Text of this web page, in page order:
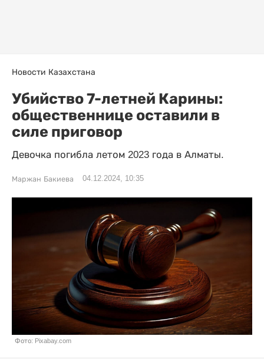
Новости Казахстана
Убийство 7-летней Карины:
общественнице оставили в
силе приговор
Девочка погибла летом 2023 года в Алматы.
Маржан Бакиева 04.12.2024, 10:35
Фото: Pixabay.com